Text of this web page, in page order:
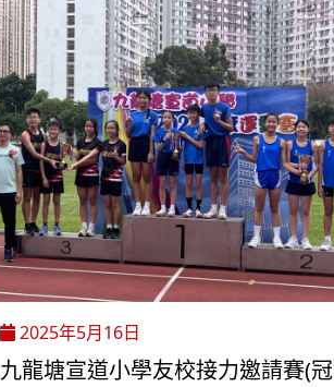
2025年5月16日
九龍塘宣道小學友校接力邀請賽(冠